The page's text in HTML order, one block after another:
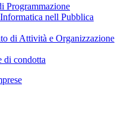
Programmazione
nell Pubblica
di Attività e Organizzazione
di condotta